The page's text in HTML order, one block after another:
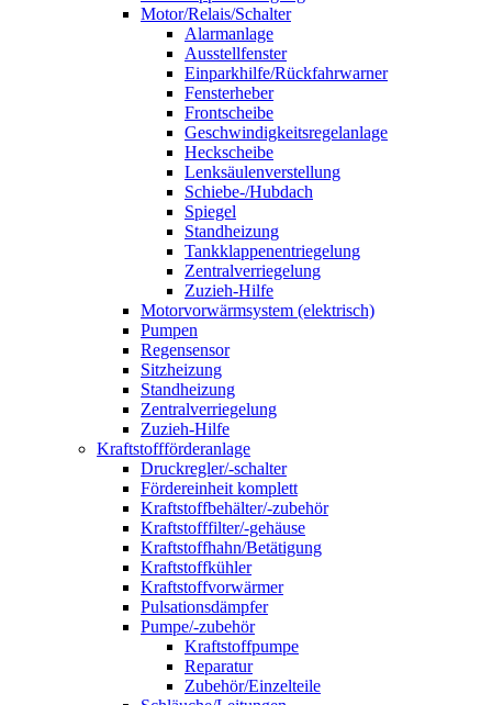
Motor/Relais/Schalter
Alarmanlage
Ausstellfenster
Einparkhilfe/Rückfahrwarner
Fensterheber
Frontscheibe
Geschwindigkeitsregelanlage
Heckscheibe
Lenksäulenverstellung
Schiebe-/Hubdach
Spiegel
Standheizung
Tankklappenentriegelung
Zentralverriegelung
Zuzieh-Hilfe
Motorvorwärmsystem (elektrisch)
Pumpen
Regensensor
Sitzheizung
Standheizung
Zentralverriegelung
Zuzieh-Hilfe
Kraftstoffförderanlage
Druckregler/-schalter
Fördereinheit komplett
Kraftstoffbehälter/-zubehör
Kraftstofffilter/-gehäuse
Kraftstoffhahn/Betätigung
Kraftstoffkühler
Kraftstoffvorwärmer
Pulsationsdämpfer
Pumpe/-zubehör
Kraftstoffpumpe
Reparatur
Zubehör/Einzelteile